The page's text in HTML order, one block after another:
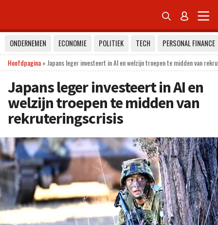
 
ONDERNEMEN ECONOMIE POLITIEK TECH
PERSONAL FINANCE
Hoofdpagina» Japans leger investeert in AI en welzijn troepen te midden van
Japans leger investeert in AI en
welzijn troepen te midden van
rekruteringscrisis